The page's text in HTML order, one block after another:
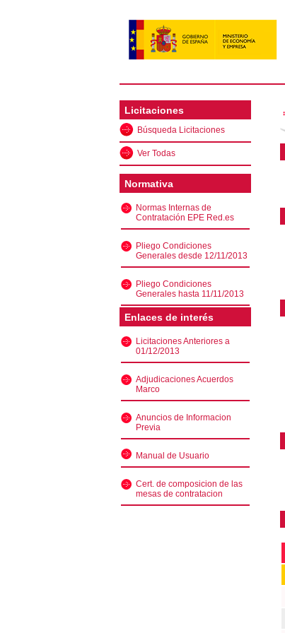
Licitaciones
Búsqueda Licitaciones
Ver Todas
Normativa
Normas Internas de
Contratación EPE Red.es
Pliego Condiciones
Generales desde 12/11/2013
Pliego Condiciones
Generales hasta 11/11/2013
Enlaces de interés
Licitaciones Anteriores a
01/12/2013
Adjudicaciones Acuerdos
Marco
Anuncios de Informacion
Previa
Manual de Usuario
Cert. de composicion de las
mesas de contratacion